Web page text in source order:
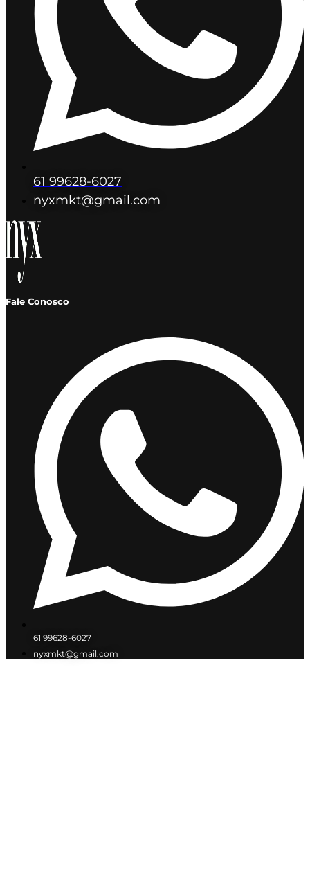
61 99628-6027
nyxmkt@gmail.com
Fale Conosco
61 99628-6027
nyxmkt@gmail.com